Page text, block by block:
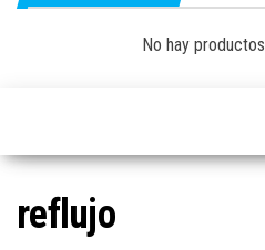
No hay
reflujo